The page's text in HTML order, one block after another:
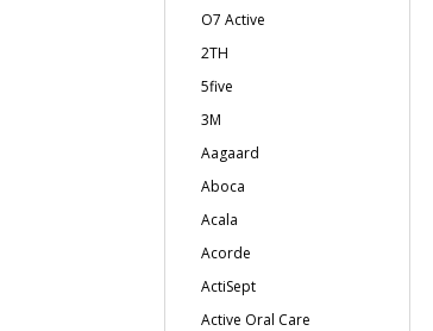
O7 Active
2TH
5five
3M
Aagaard
Aboca
Acala
Acorde
ActiSept
Active Oral Care